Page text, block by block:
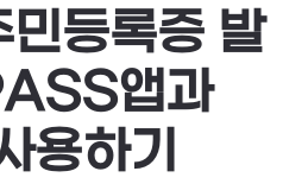
등록증 발
앱과
용하기